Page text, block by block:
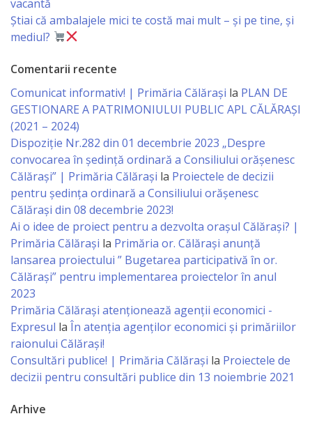
şi
Specialist
în
Problemele
Tineretului
şi
Sportului
Specialist
pentru
Planificare,
Economist
Primar
vacantă
Știai că ambalajele mici te costă mai mult – și pe tine, și
mediul?
Comentarii recente
Comunicat informativ! | Primăria Călărași la PLAN DE
GESTIONARE A PATRIMONIULUI PUBLIC APL CĂLĂRAȘI
(2021 – 2024)
Dispoziție Nr.282 din 01 decembrie 2023 „Despre
convocarea în ședință ordinară a Consiliului orășenesc
Călărași” | Primăria Călărași la Proiectele de decizii
pentru ședința ordinară a Consiliului orășenesc
Călărași din 08 decembrie 2023!
Ai o idee de proiect pentru a dezvolta orașul Călărași? |
Primăria Călărași la Primăria or. Călărași anunță
lansarea proiectului ” Bugetarea participativă în or.
Călărași” pentru implementarea proiectelor în anul
2023
Primăria Călăraşi atenţionează agenţii economici -
Expresul la În atenția agenților economici și primăriilor
raionului Călărași!
Consultări publice! | Primăria Călărași la Proiectele de
decizii pentru consultări publice din 13 noiembrie 2021
Arhive